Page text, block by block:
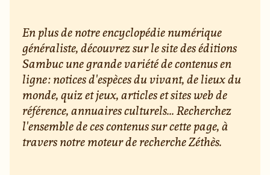
En plus de notre encyclopédie numérique
généraliste, découvrez sur le site des éditions
Sambuc une grande variété de contenus en
ligne : notices d'espèces du vivant, de lieux du
monde, quiz et jeux, articles et sites web de
référence, annuaires culturels... Recherchez
l'ensemble de ces contenus sur cette page, à
travers notre moteur de recherche Zéthès.